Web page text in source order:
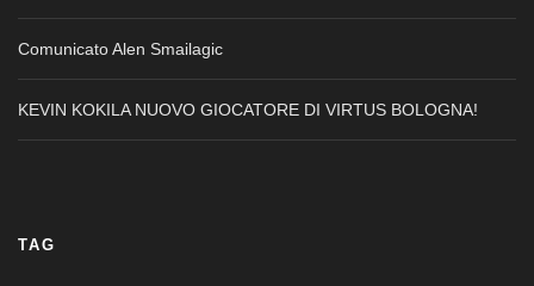
Comunicato Alen Smailagic
KEVIN KOKILA NUOVO GIOCATORE DI VIRTUS BOLOGNA!
TAG